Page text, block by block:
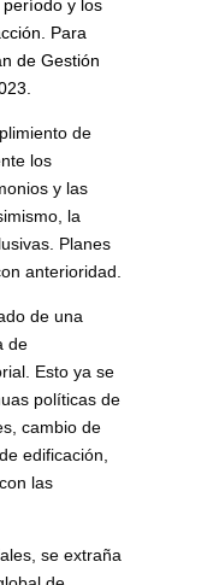
y los
Para
de Gestión
de
los
y las
la
Planes
anterioridad.
de una
de
Esto ya se
políticas de
cambio de
edificación,
las
se extraña